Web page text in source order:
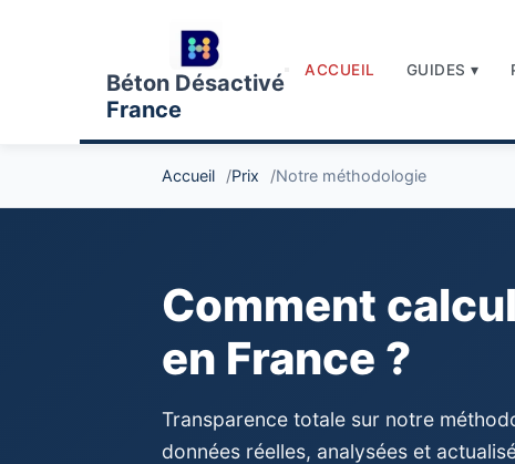
Béton Désactivé
France
ACCUEIL GUIDES ▾
Accueil Prix Notre méthodologie
Comment
en France ?
Transparence totale sur notre
données réelles, analysées et